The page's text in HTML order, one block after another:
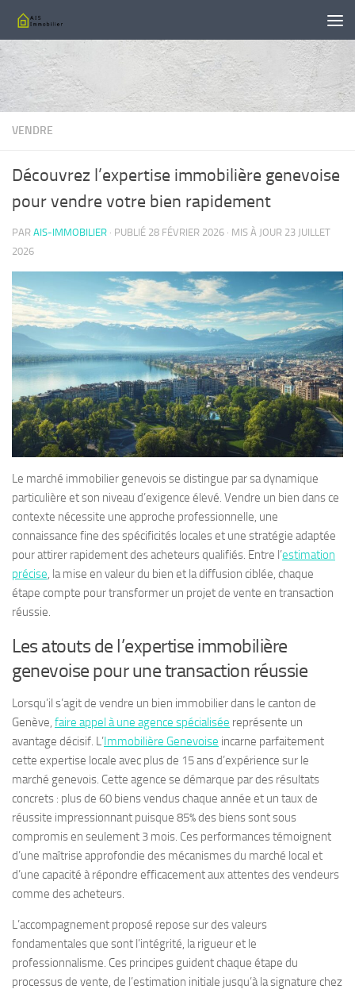
Skip to content
VENDRE
Découvrez l’expertise immobilière genevoise
pour vendre votre bien rapidement
PAR AIS-IMMOBILIER · PUBLIÉ 28 FÉVRIER 2026 · MIS À JOUR 23 JUILLET
2026
Le marché immobilier genevois se distingue par sa dynamique
particulière et son niveau d’exigence élevé. Vendre un bien dans ce
contexte nécessite une approche professionnelle, une
connaissance fine des spécificités locales et une stratégie adaptée
pour attirer rapidement des acheteurs qualifiés. Entre l’estimation
précise, la mise en valeur du bien et la diffusion ciblée, chaque
étape compte pour transformer un projet de vente en transaction
réussie.
Les atouts de l’expertise immobilière
genevoise pour une transaction réussie
Lorsqu’il s’agit de vendre un bien immobilier dans le canton de
Genève, faire appel à une agence spécialisée représente un
avantage décisif. L’Immobilière Genevoise incarne parfaitement
cette expertise locale avec plus de 15 ans d’expérience sur le
marché genevois. Cette agence se démarque par des résultats
concrets : plus de 60 biens vendus chaque année et un taux de
réussite impressionnant puisque 85% des biens sont sous
compromis en seulement 3 mois. Ces performances témoignent
d’une maîtrise approfondie des mécanismes du marché local et
d’une capacité à répondre efficacement aux attentes des vendeurs
comme des acheteurs.
L’accompagnement proposé repose sur des valeurs
fondamentales que sont l’intégrité, la rigueur et le
professionnalisme. Ces principes guident chaque étape du
processus de vente, de l’estimation initiale jusqu’à la signature chez